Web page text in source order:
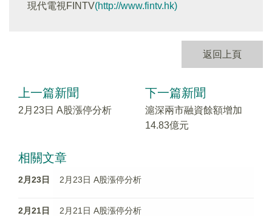
現代電視FINTV(http://www.fintv.hk)
返回上頁
上一篇新聞
2月23日 A股漲停分析
下一篇新聞
滬深兩市融資餘額增加
14.83億元
相關文章
2月23日 2月23日 A股漲停分析
2月21日 2月21日 A股漲停分析